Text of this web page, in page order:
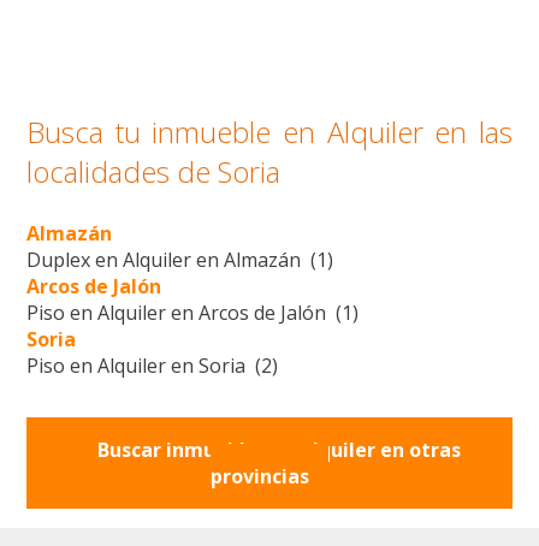
Busca tu inmueble en Alquiler en las
localidades de Soria
Almazán
Duplex en Alquiler en Almazán (1)
Arcos de Jalón
Piso en Alquiler en Arcos de Jalón (1)
Soria
Piso en Alquiler en Soria (2)
Buscar inmuebles en alquiler en otras
provincias